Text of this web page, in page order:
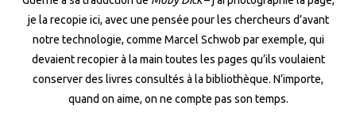
je la recopie ici, avec une pensée pour les chercheurs d’avant
notre technologie, comme Marcel Schwob par exemple, qui
devaient recopier à la main toutes les pages qu’ils voulaient
conserver des livres consultés à la bibliothèque. N’importe,
quand on aime, on ne compte pas son temps.